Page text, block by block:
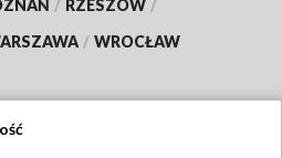
/ RZESZÓW /
/ WROCŁAW